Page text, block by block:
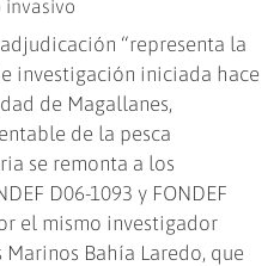
“representa la
investigación iniciada hace
de Magallanes,
de la pesca
se remonta a los
D06-1093 y FONDEF
el mismo investigador
Bahía Laredo, que